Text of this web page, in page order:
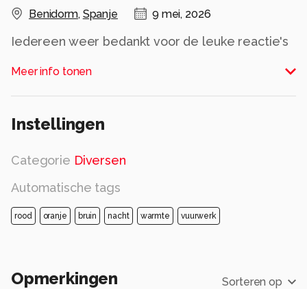
Benidorm, Spanje 9 mei, 2026
Iedereen weer bedankt voor de leuke reactie's
Meer info tonen
Instellingen
Categorie Diversen
Automatische tags
rood oranje bruin nacht warmte vuurwerk
Opmerkingen Sorteren op